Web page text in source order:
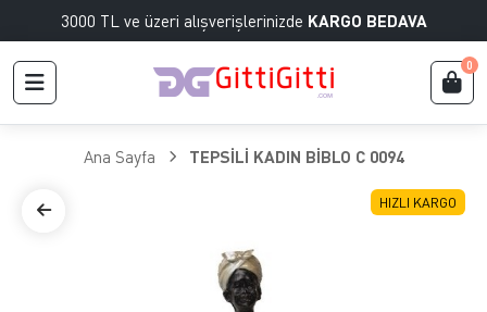
3000 TL ve üzeri alışverişlerinizde KARGO BEDAVA
0
Ana Sayfa TEPSİLİ KADIN BİBLO C 0094
HIZLI KARGO